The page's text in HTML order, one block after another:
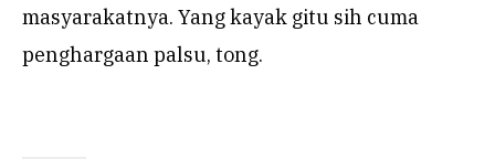
masyarakatnya. Yang kayak gitu sih cuma
penghargaan palsu, tong.